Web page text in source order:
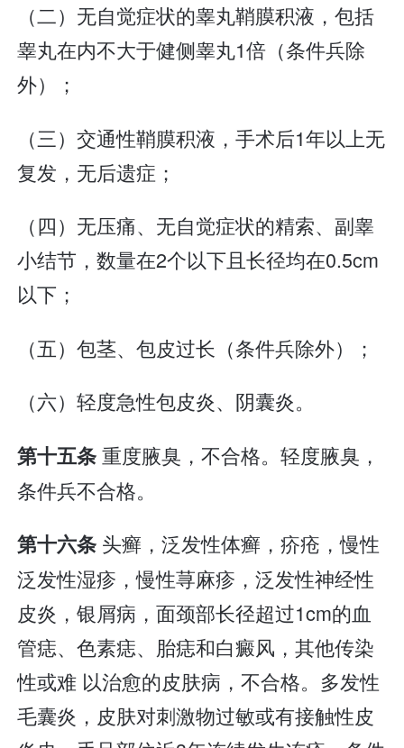
（二）无自觉症状的睾丸鞘膜积液，包括
睾丸在内不大于健侧睾丸1倍（条件兵除
外）；
（三）交通性鞘膜积液，手术后1年以上无
复发，无后遗症；
（四）无压痛、无自觉症状的精索、副睾
小结节，数量在2个以下且长径均在0.5cm
以下；
（五）包茎、包皮过长（条件兵除外）；
（六）轻度急性包皮炎、阴囊炎。
第十五条重度腋臭，不合格。轻度腋臭，
条件兵不合格。
第十六条 头癣，泛发性体癣，疥疮，慢性
泛发性湿疹，慢性荨麻疹，泛发性神经性
皮炎，银屑病，面颈部长径超过1cm的血
管痣、色素痣、胎痣和白癜风，其他传染
性或难 以治愈的皮肤病，不合格。多发性
毛囊炎，皮肤对刺激物过敏或有接触性皮